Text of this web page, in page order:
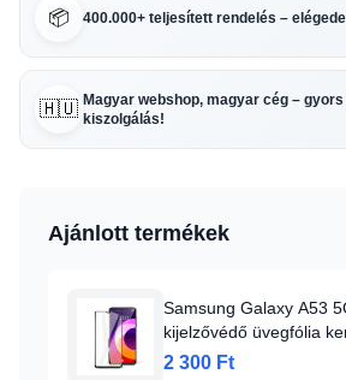
📦 400.000+ teljesített rendelés –
🇭🇺 Magyar webshop, magyar cég –
kiszolgálás!
Ajánlott termékek
Samsung Galaxy A53
kijelzővédő üvegfólia
2 300 Ft